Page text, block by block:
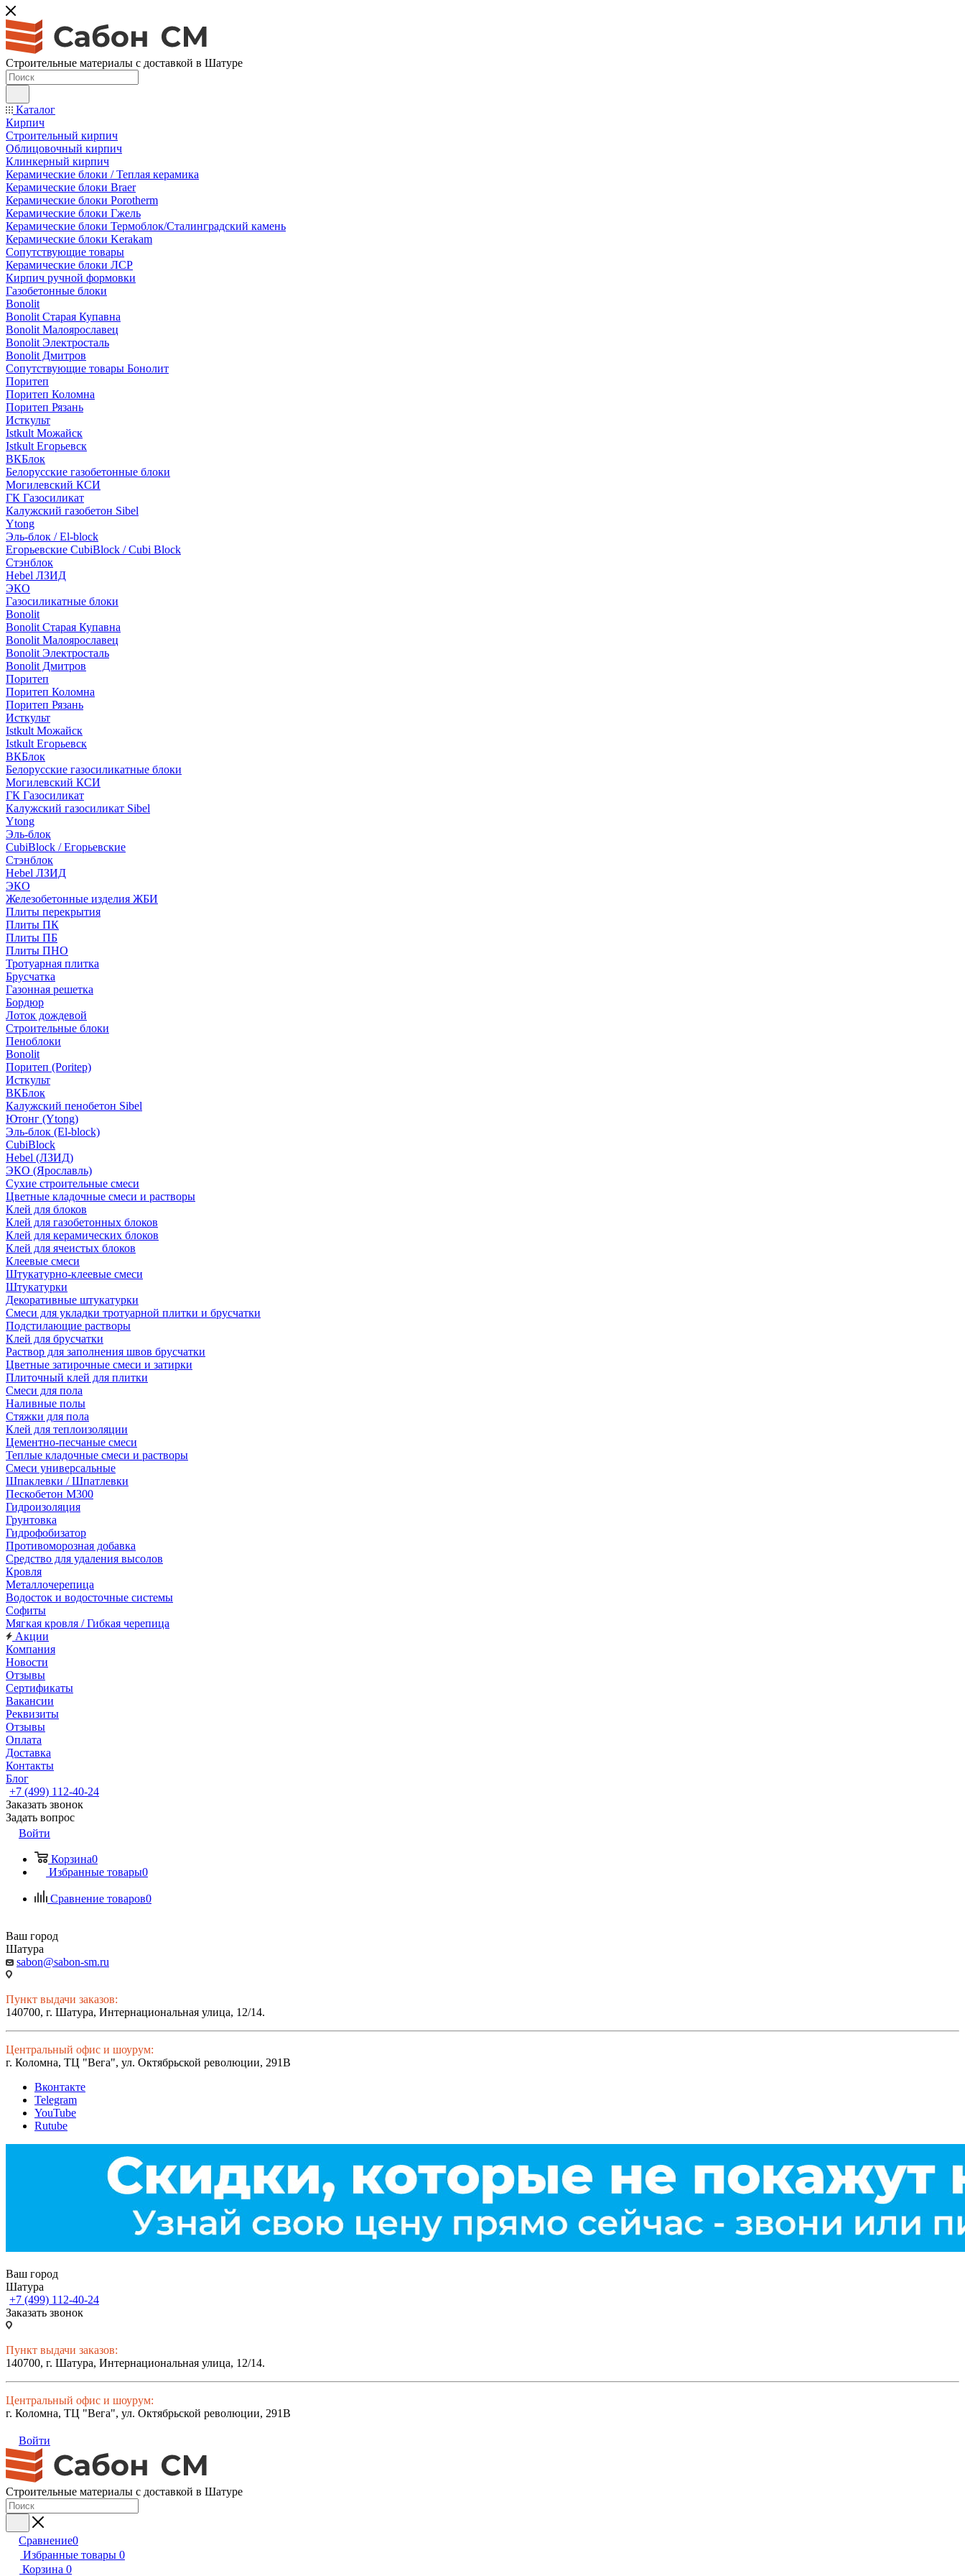
Строительные материалы с доставкой в Шатуре
Каталог
Кирпич
Строительный кирпич
Облицовочный кирпич
Клинкерный кирпич
Керамические блоки / Теплая керамика
Керамические блоки Braer
Керамические блоки Porotherm
Керамические блоки Гжель
Керамические блоки Термоблок/Сталинградский камень
Керамические блоки Kerakam
Сопутствующие товары
Керамические блоки ЛСР
Кирпич ручной формовки
Газобетонные блоки
Bonolit
Bonolit Старая Купавна
Bonolit Малоярославец
Bonolit Электросталь
Bonolit Дмитров
Сопутствующие товары Бонолит
Поритеп
Поритеп Коломна
Поритеп Рязань
Исткульт
Istkult Можайск
Istkult Егорьевск
ВКБлок
Белорусские газобетонные блоки
Могилевский КСИ
ГК Газосиликат
Калужский газобетон Sibel
Ytong
Эль-блок / El-block
Егорьевские CubiBlock / Cubi Block
Стэнблок
Hebel ЛЗИД
ЭКО
Газосиликатные блоки
Bonolit
Bonolit Старая Купавна
Bonolit Малоярославец
Bonolit Электросталь
Bonolit Дмитров
Поритеп
Поритеп Коломна
Поритеп Рязань
Исткульт
Istkult Можайск
Istkult Егорьевск
ВКБлок
Белорусские газосиликатные блоки
Могилевский КСИ
ГК Газосиликат
Калужский газосиликат Sibel
Ytong
Эль-блок
CubiBlock / Егорьевские
Стэнблок
Hebel ЛЗИД
ЭКО
Железобетонные изделия ЖБИ
Плиты перекрытия
Плиты ПК
Плиты ПБ
Плиты ПНО
Тротуарная плитка
Брусчатка
Газонная решетка
Бордюр
Лоток дождевой
Строительные блоки
Пеноблоки
Bonolit
Поритеп (Poritep)
Исткульт
ВКБлок
Калужский пенобетон Sibel
Ютонг (Ytong)
Эль-блок (El-block)
CubiBlock
Hebel (ЛЗИД)
ЭКО (Ярославль)
Сухие строительные смеси
Цветные кладочные смеси и растворы
Клей для блоков
Клей для газобетонных блоков
Клей для керамических блоков
Клей для ячеистых блоков
Клеевые смеси
Штукатурно-клеевые смеси
Штукатурки
Декоративные штукатурки
Смеси для укладки тротуарной плитки и брусчатки
Подстилающие растворы
Клей для брусчатки
Раствор для заполнения швов брусчатки
Цветные затирочные смеси и затирки
Плиточный клей для плитки
Смеси для пола
Наливные полы
Стяжки для пола
Клей для теплоизоляции
Цементно-песчаные смеси
Теплые кладочные смеси и растворы
Смеси универсальные
Шпаклевки / Шпатлевки
Пескобетон М300
Гидроизоляция
Грунтовка
Гидрофобизатор
Противоморозная добавка
Средство для удаления высолов
Кровля
Металлочерепица
Водосток и водосточные системы
Софиты
Мягкая кровля / Гибкая черепица
Акции
Компания
Новости
Отзывы
Сертификаты
Вакансии
Реквизиты
Отзывы
Оплата
Доставка
Контакты
Блог
+7 (499) 112-40-24
Заказать звонок
Задать вопрос
Войти
Корзина0
Избранные товары0
Сравнение товаров0
Ваш город
Шатура
sabon@sabon-sm.ru
Пункт выдачи заказов:
140700, г. Шатура, Интернациональная улица, 12/14.
Центральный офис и шоурум:
г. Коломна, ТЦ "Вега", ул. Октябрьской революции, 291В
Вконтакте
Telegram
YouTube
Rutube
Ваш город
Шатура
+7 (499) 112-40-24
Заказать звонок
Пункт выдачи заказов:
140700, г. Шатура, Интернациональная улица, 12/14.
Центральный офис и шоурум:
г. Коломна, ТЦ "Вега", ул. Октябрьской революции, 291В
Войти
Строительные материалы с доставкой в Шатуре
Сравнение0
Избранные товары 0
Корзина 0